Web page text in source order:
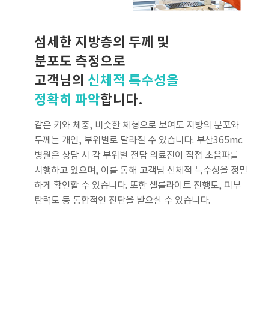
섬세한 지방층의 두께 및
분포도 측정으로
고객님의신체적 특수성을
정확히 파악합니다.
같은 키와 체중, 비슷한 체형으로 보여도 지방의 분포와
두께는 개인, 부위별로 달라질 수 있습니다. 부산365mc
병원은 상담 시 각 부위별 전담 의료진이 직접 초음파를
시행하고 있으며, 이를 통해 고객님 신체적 특수성을 정밀
하게 확인할 수 있습니다. 또한 셀룰라이트 진행도, 피부
탄력도 등 통합적인 진단을 받으실 수 있습니다.